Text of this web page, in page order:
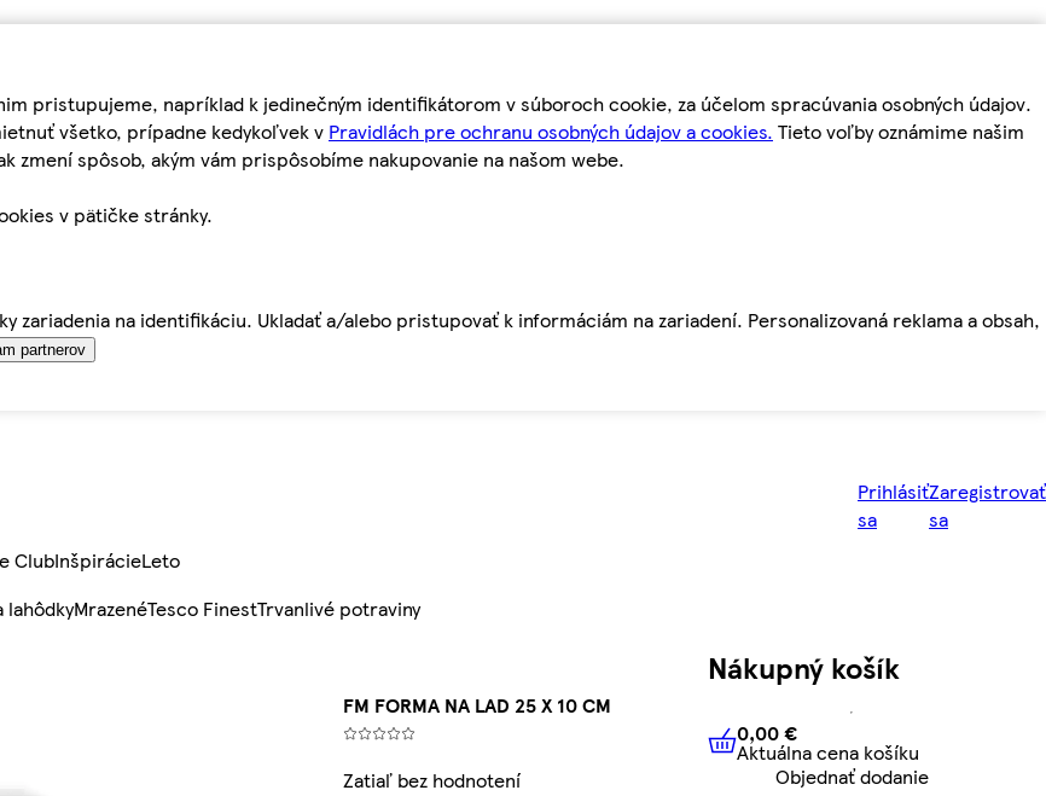
pristupujeme, napríklad k jedinečným identifikátorom v súboroch cookie, za účelom spracúvania osobných údajov.
všetko, prípadne kedykoľvek v Pravidlách pre ochranu osobných údajov a cookies. Tieto voľby oznámime našim
zmení spôsob, akým vám prispôsobíme nakupovanie na našom webe.
v pätičke stránky.
na identifikáciu. Ukladať a/alebo pristupovať k informáciám na zariadení. Personalizovaná reklama a obsah,
partnerov
Prihlásiť
sa
Zaregistrovať
sa
ClubInšpirácieLeto
lahôdkyMrazenéTesco FinestTrvanlivé potraviny
FM FORMA NA LAD 25 X 10 CM
Zatiaľ bez hodnotení
Nákupný košík
0,00 € Aktuálna cena košíku
0,00 €
Aktuálna cena košíku
Objednať dodanie